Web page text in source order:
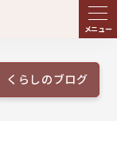
ME
NU
くらしのブログ